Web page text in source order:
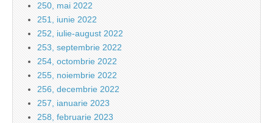
250, mai 2022
251, iunie 2022
252, iulie-august 2022
253, septembrie 2022
254, octombrie 2022
255, noiembrie 2022
256, decembrie 2022
257, ianuarie 2023
258, februarie 2023